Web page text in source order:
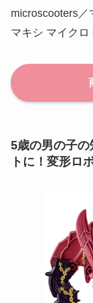
microscooters／
マキシ マイク
5歳の男の子
トに！変形ロ